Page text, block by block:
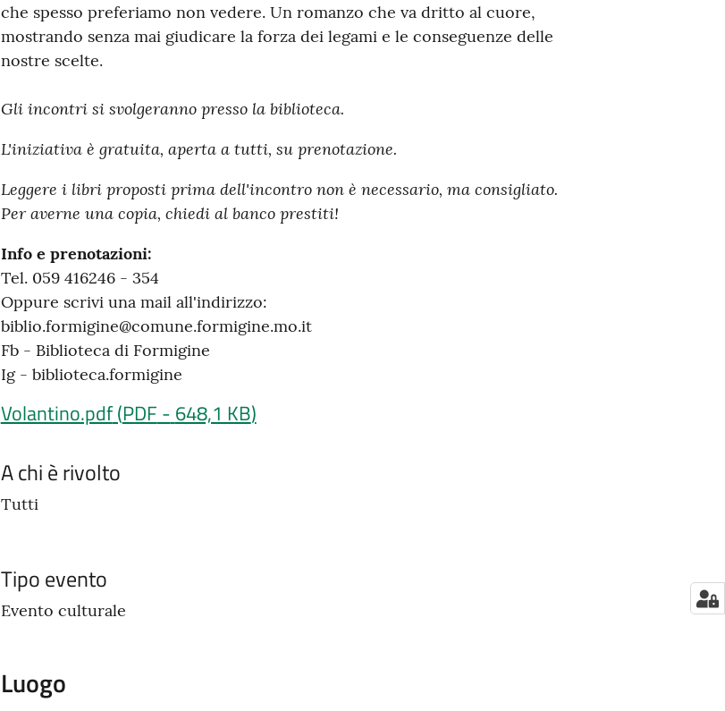
che spesso preferiamo non vedere. Un romanzo che va dritto al cuore,
mostrando senza mai giudicare la forza dei legami e le conseguenze delle
nostre scelte.
Gli incontri si svolgeranno presso la biblioteca.
L'iniziativa è gratuita, aperta a tutti, su prenotazione.
Leggere i libri proposti prima dell'incontro non è necessario, ma consigliato.
Per averne una copia, chiedi al banco prestiti!
Info e prenotazioni:
Tel. 059 416246 - 354
Oppure scrivi una mail all'indirizzo:
biblio.formigine@comune.formigine.mo.it
Fb - Biblioteca di Formigine
Ig - biblioteca.formigine
Volantino.pdf(PDF - 648,1 KB)
A chi è rivolto
Tutti
Tipo evento
Evento culturale
Luogo